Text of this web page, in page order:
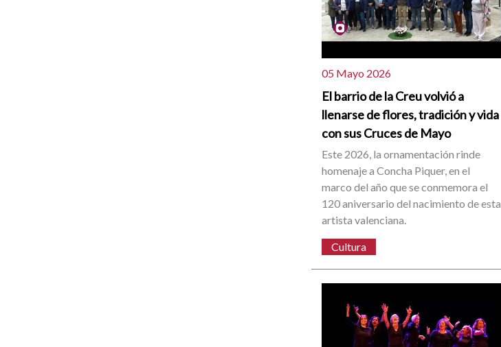
05 Mayo 2026
El barrio de la Creu volvió a
llenarse de flores, tradición y vida
con sus Cruces de Mayo
Este 2026, la ornamentación rinde
homenaje a Concha Piquer, en el
marco del año que se conmemora el
120 aniversario del nacimiento de esta
artista valenciana.
Cultura